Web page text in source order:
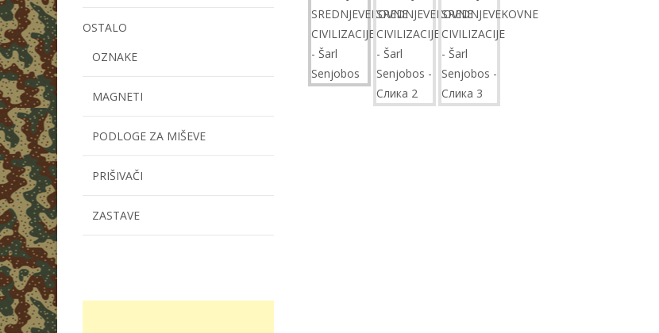
OSTALO
OZNAKE
MAGNETI
PODLOGE ZA MIŠEVE
PRIŠIVAČI
ZASTAVE